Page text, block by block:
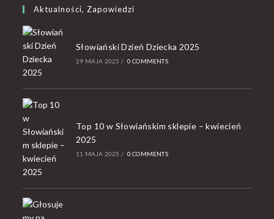
Aktualności, Zapowiedzi
Słowiański Dzień Dziecka 2025
29 MAJA 2025 / 0 COMMENTS
Top 10 w Słowiańskim sklepie – kwiecień
2025
11 MAJA 2025 / 0 COMMENTS